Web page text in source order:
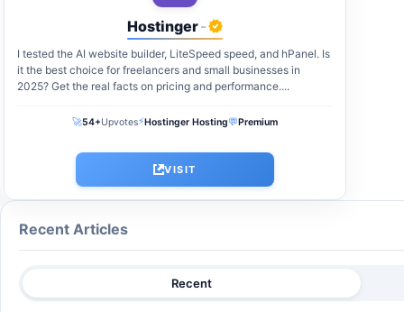
Hostinger-
I tested the AI website builder, LiteSpeed speed, and hPanel. Is
it the best choice for freelancers and small businesses in
2025? Get the real facts on pricing and performance....
🚀54+Upvotes⚡Hostinger Hosting💬Premium
VISIT
Recent Articles
Recent